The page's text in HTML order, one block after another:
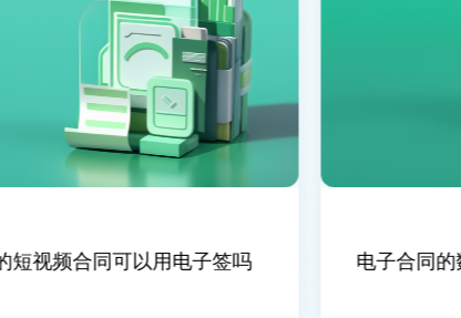
视频合同可以用电子签吗 电子合同的